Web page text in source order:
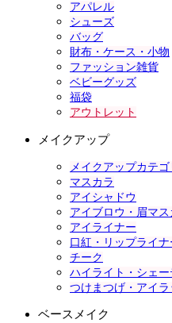
アパレル
シューズ
バッグ
財布・ケース・小物
ファッション雑貨
ベビーグッズ
福袋
アウトレット
メイクアップ
メイクアップカテ
マスカラ
アイシャドウ
アイブロウ・眉マス
アイライナー
口紅・リップライ
チーク
ハイライト・シェ
つけまつげ・アイラ
ベースメイク